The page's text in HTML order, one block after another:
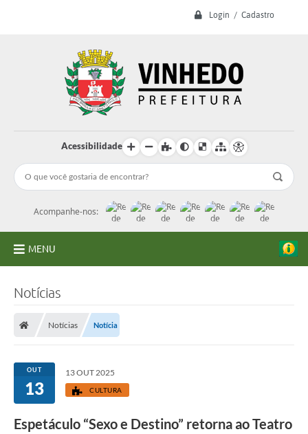
Login / Cadastro
Acessibilidade
Acompanhe-nos:
MENU
Licitações
Transparência
Concursos e Processos Seletivos
Notícias
Notícias Notícia
OUT
13
13 OUT 2025
CULTURA
Espetáculo “Sexo e Destino” retorna ao Teatro